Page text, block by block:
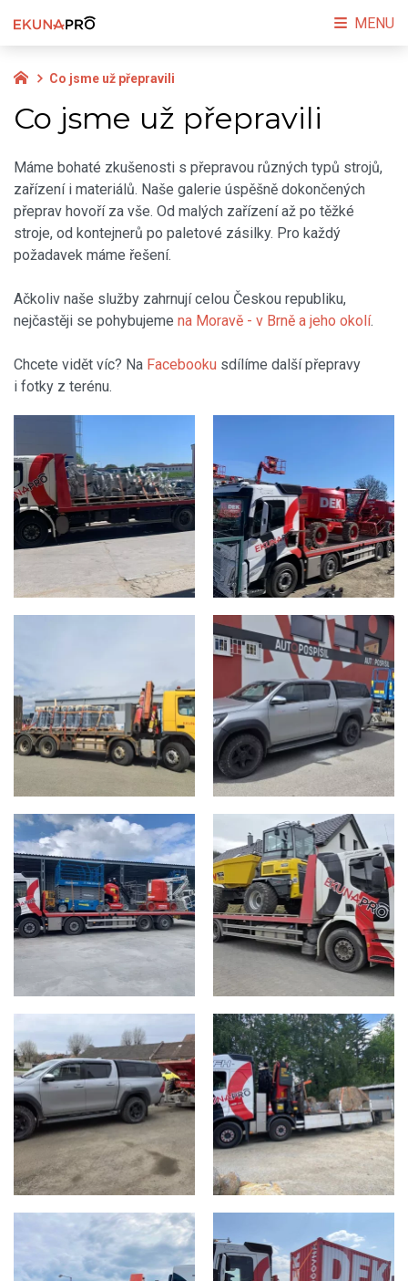
Co jsme už přepravili
Co jsme už přepravili
Máme bohaté zkušenosti s přepravou různých typů strojů,
zařízení i materiálů. Naše galerie úspěšně dokončených
přeprav hovoří za vše. Od malých zařízení až po těžké
stroje, od kontejnerů po paletové zásilky. Pro každý
požadavek máme řešení.
Ačkoliv naše služby zahrnují celou Českou republiku,
nejčastěji se pohybujeme na Moravě - v Brně a jeho okolí.
Chcete vidět víc? Na Facebooku sdílíme další přepravy
i fotky z terénu.
MENU